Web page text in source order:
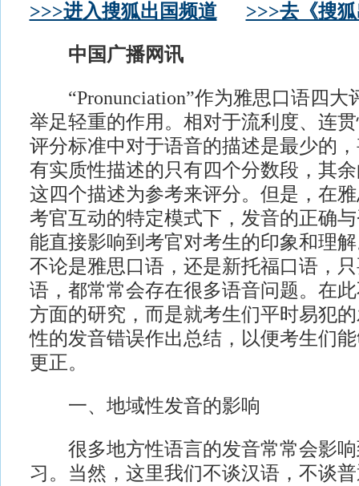
>>>进入搜狐出国频道 >>>去《搜
中国广播网讯
“Pronunciation”作为雅思口语四大
举足轻重的作用。相对于流利度、连
评分标准中对于语音的描述是最少的
有实质性描述的只有四个分数段，其
这四个描述为参考来评分。但是，在
考官互动的特定模式下，发音的正确
能直接影响到考官对考生的印象和理
不论是雅思口语，还是新托福口语，
语，都常常会存在很多语音问题。在
方面的研究，而是就考生们平时易犯
性的发音错误作出总结，以便考生们
更正。
一、地域性发音的影响
很多地方性语言的发音常常会影响
习。当然，这里我们不谈汉语，不谈